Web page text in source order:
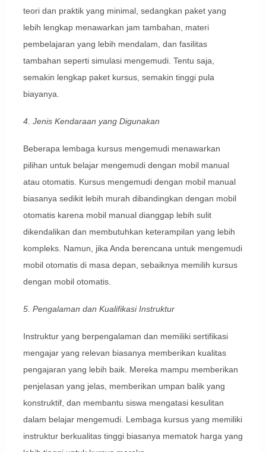
teori dan praktik yang minimal, sedangkan paket yang
lebih lengkap menawarkan jam tambahan, materi
pembelajaran yang lebih mendalam, dan fasilitas
tambahan seperti simulasi mengemudi. Tentu saja,
semakin lengkap paket kursus, semakin tinggi pula
biayanya.
4. Jenis Kendaraan yang Digunakan
Beberapa lembaga kursus mengemudi menawarkan
pilihan untuk belajar mengemudi dengan mobil manual
atau otomatis. Kursus mengemudi dengan mobil manual
biasanya sedikit lebih murah dibandingkan dengan mobil
otomatis karena mobil manual dianggap lebih sulit
dikendalikan dan membutuhkan keterampilan yang lebih
kompleks. Namun, jika Anda berencana untuk mengemudi
mobil otomatis di masa depan, sebaiknya memilih kursus
dengan mobil otomatis.
5. Pengalaman dan Kualifikasi Instruktur
Instruktur yang berpengalaman dan memiliki sertifikasi
mengajar yang relevan biasanya memberikan kualitas
pengajaran yang lebih baik. Mereka mampu memberikan
penjelasan yang jelas, memberikan umpan balik yang
konstruktif, dan membantu siswa mengatasi kesulitan
dalam belajar mengemudi. Lembaga kursus yang memiliki
instruktur berkualitas tinggi biasanya mematok harga yang